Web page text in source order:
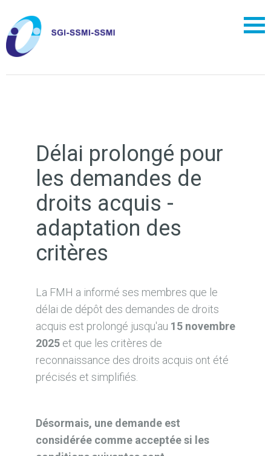
Délai prolongé pour
les demandes de
droits acquis -
adaptation des
critères
La FMH a informé ses membres que le
délai de dépôt des demandes de droits
acquis est prolongé jusqu'au 15 novembre
2025 et que les critères de
reconnaissance des droits acquis ont été
précisés et simplifiés.
Désormais, une demande est
considérée comme acceptée si les